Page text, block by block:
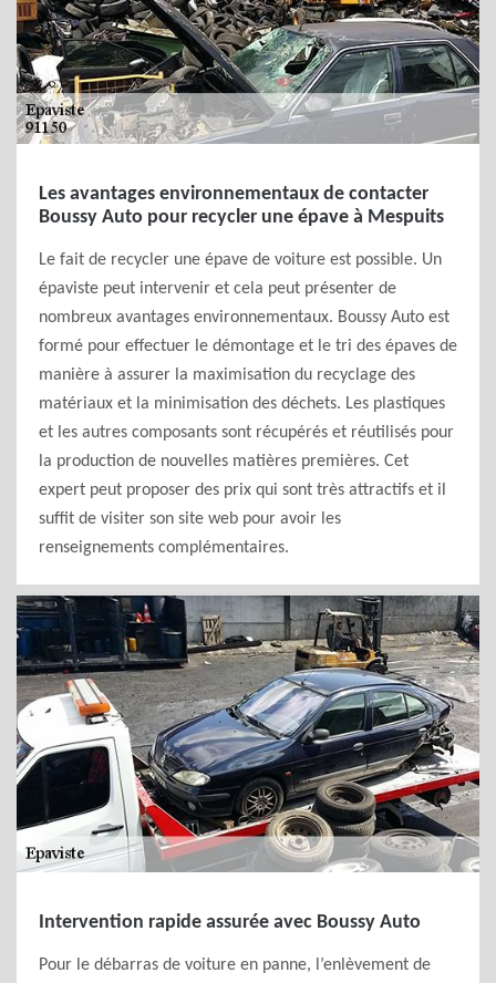
Les avantages environnementaux de contacter
Boussy Auto pour recycler une épave à Mespuits
Le fait de recycler une épave de voiture est possible. Un
épaviste peut intervenir et cela peut présenter de
nombreux avantages environnementaux. Boussy Auto est
formé pour effectuer le démontage et le tri des épaves de
manière à assurer la maximisation du recyclage des
matériaux et la minimisation des déchets. Les plastiques
et les autres composants sont récupérés et réutilisés pour
la production de nouvelles matières premières. Cet
expert peut proposer des prix qui sont très attractifs et il
suffit de visiter son site web pour avoir les
renseignements complémentaires.
Intervention rapide assurée avec Boussy Auto
Pour le débarras de voiture en panne, l’enlèvement de